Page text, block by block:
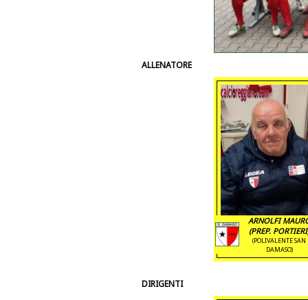
ALLENATORE
ARNOLFI
(PREP.
(POLIVALENTE SAN
DAMASO)
DIRIGENTI